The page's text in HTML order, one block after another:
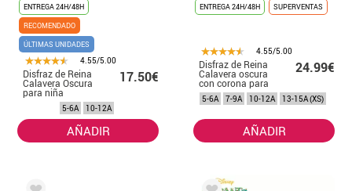
ENTREGA 24H/48H
RECOMENDADO
ÚLTIMAS UNIDADES
4.55/5.00
Disfraz de Reina
Calavera Oscura
para niña
17.50€
5-6A 10-12A
AÑADIR
ENTREGA 24H/48H SUPERVENTAS
4.55/5.00
Disfraz de Reina
Calavera oscura
con corona para
niña y
adolescente
24.99€
5-6A 7-9A 10-12A 13-15A (XS)
AÑADIR